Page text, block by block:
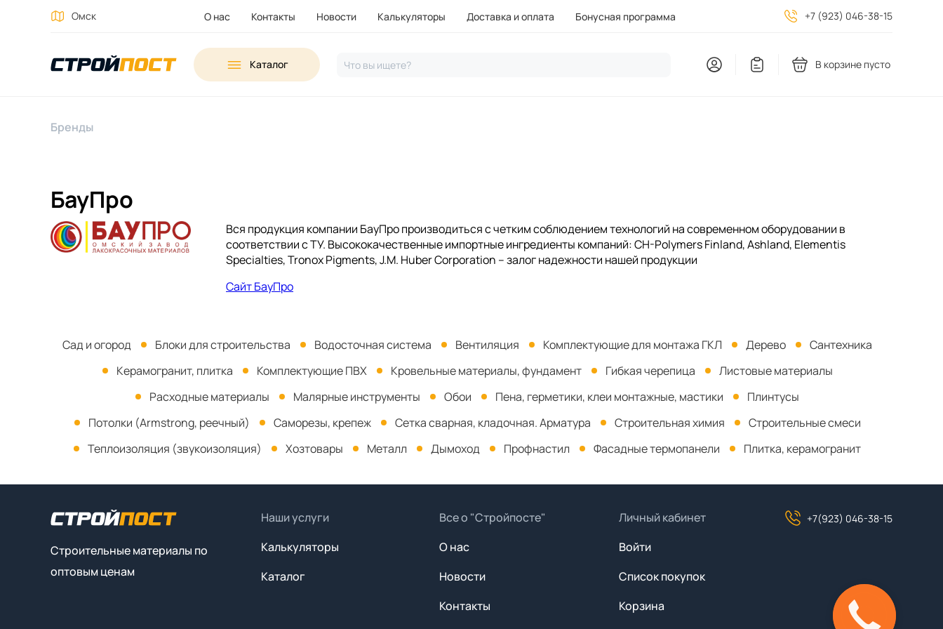
Каталог Что вы ищете? В корзине пусто
Омск О нас Контакты Новости Калькуляторы Доставка и оплата Бонусная программа +7 (923) 046-38-15
Бренды
БауПро
Вся продукция компании БауПро производиться с четким соблюдением технологий на современном оборудовании в
соответствии с ТУ. Высококачественные импортные ингредиенты компаний: CH-Polymers Finland, Ashland, Elementis
Specialties, Tronox Pigments, J.M. Huber Corporation – залог надежности нашей продукции
Сайт БауПро
Сад и огород Блоки для строительства Водосточная система Вентиляция Комплектующие для монтажа ГКЛ Дерево
Сантехника
Керамогранит, плитка
Комплектующие ПВХ Кровельные материалы, фундамент Гибкая черепица
Листовые материалы
Расходные материалы
Малярные инструменты Обои Пена, герметики, клеи монтажные, мастики
Плинтусы
Потолки (Armstrong, реечный)
Саморезы, крепеж Сетка сварная, кладочная. Арматура Строительная химия
Строительные смеси
Теплоизоляция (звукоизоляция)
Хозтовары Металл Дымоход Профнастил Фасадные термопанели Плитка, керамогранит
Строительные материалы по
оптовым ценам
Наши услуги
Калькуляторы
Каталог
Все о "Стройпосте"
О нас
Новости
Контакты
Личный кабинет
Войти
Список покупок
Корзина
+7(923) 046-38-15